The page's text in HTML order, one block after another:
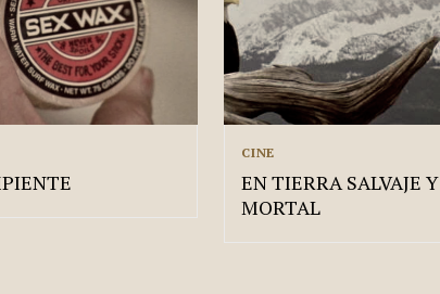
CINE
EN TIERRA SALVAJE Y
MORTAL